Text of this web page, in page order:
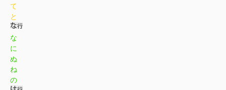
て
と
な
に
ぬ
ね
の